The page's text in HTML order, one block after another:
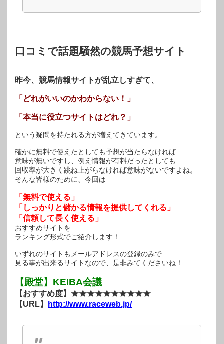
ま ウ
開
き
ま
口コミで話題騒然の競馬予想サイト
昨今、競馬情報サイトが乱立しすぎて、
「どれがいいのかわからない！」
「本当に役立つサイトはどれ？」
という疑問を持たれる方が増えてきています。
確かに無料で使えたとしても予想が当たらなければ
意味が無いですし、例え情報が有料だったとしても
回収率が大きく跳ね上がらなければ意味がないですよね。
そんな皆様のために、今回は
「無料で使える」
「しっかりと儲かる情報を提供してくれる」
「信頼して長く使える」
おすすめサイトを
ランキング形式でご紹介します！
いずれのサイトもメールアドレスの登録のみで
見る事が出来るサイトなので、是非みてくださいね！
【殿堂】KEIBA会議
【おすすめ度】★★★★★★★★★★
【URL】
http://www.raceweb.jp/